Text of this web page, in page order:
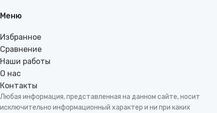
Меню
Избранное
Сравнение
Наши работы
О нас
Контакты
Любая информация, представленная на данном сайте, носит
исключительно информационный характер и ни при каких